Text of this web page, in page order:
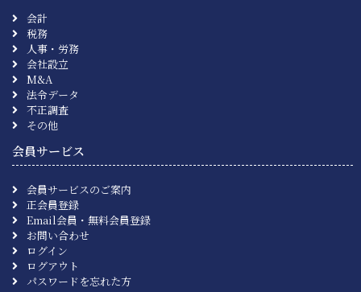
会計
税務
人事・労務
会社設立
M&A
法令データ
不正調査
その他
会員サービス
会員サービスのご案内
正会員登録
Email会員・無料会員登録
お問い合わせ
ログイン
ログアウト
パスワードを忘れた方